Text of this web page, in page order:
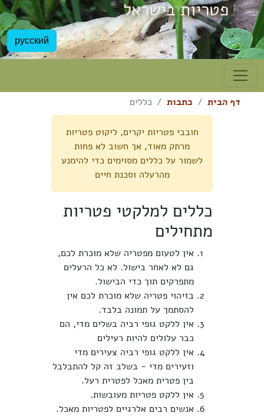
פטריות בישראל
русский
דף הבית כתבות כללים
חובבי פטריות יקרים, ליקוט פטריות
מרתק מאוד, אך חשוב לא פחות
לשמור על כללים מסוימים כדי להימנע
מהרעלה וסכנת חיים
כללים למלקטי פטריות
מתחילים
אין לטעום מפטריה שלא מוכרת לכם,
גם לא לאחר בישול. לא כל הרעלים
מתפרקים תוך כדי הבישול.
בזיהוי פטריה שלא מוכרת לכם אין
להסתמך על תמונה בלבד.
אין ללקט גופי רביה בשלים מדי, הם
כבר עלולים להיות רעילים
אין ללקט גופי רביה צעירים מדי
וזעירים מדי - בשלב זה קל להתבלבל
בין פטרית מאכל לפטרית רעל.
אין ללקט פטריות מעובשות.
אנשים רבים אלרגיים לפטריות מאכל.